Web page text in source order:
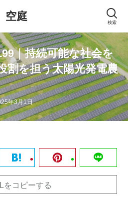
空庭 検索
｜持続可能な社会を
割を担う太陽光発電農
年3月1日
をコピーする